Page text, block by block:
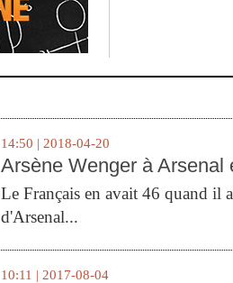
14:50 | 2018-04-20
Arsène Wenger à Arsenal
Le Français en avait 46 quand il
d'Arsenal...
10:11 | 2017-08-04